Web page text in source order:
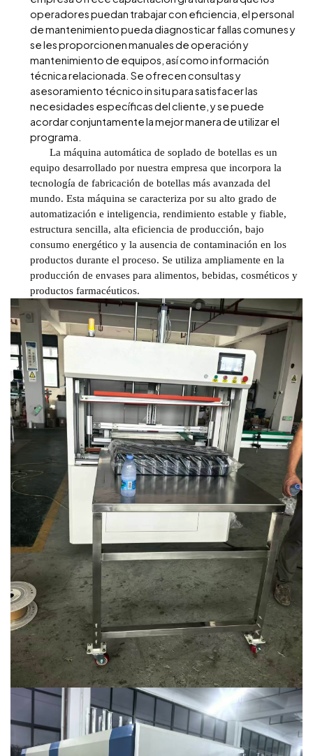
operadores puedan trabajar con eficiencia, el personal
de mantenimiento pueda diagnosticar fallas comunes y
se les proporcionen manuales de operación y
mantenimiento de equipos, así como información
técnica relacionada. Se ofrecen consultas y
asesoramiento técnico in situ para satisfacer las
necesidades específicas del cliente, y se puede
acordar conjuntamente la mejor manera de utilizar el
programa.
La máquina automática de soplado de botellas es un
equipo desarrollado por nuestra empresa que incorpora la
tecnología de fabricación de botellas más avanzada del
mundo. Esta máquina se caracteriza por su alto grado de
automatización e inteligencia, rendimiento estable y fiable,
estructura sencilla, alta eficiencia de producción, bajo
consumo energético y la ausencia de contaminación en los
productos durante el proceso. Se utiliza ampliamente en la
producción de envases para alimentos, bebidas, cosméticos y
productos farmacéuticos.